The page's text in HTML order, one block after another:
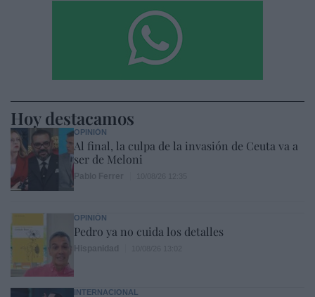
Hoy destacamos
OPINIÓN
Al final, la culpa de la invasión de Ceuta va a
ser de Meloni
OPINIÓN
Pedro ya no cuida los detalles
INTERNACIONAL